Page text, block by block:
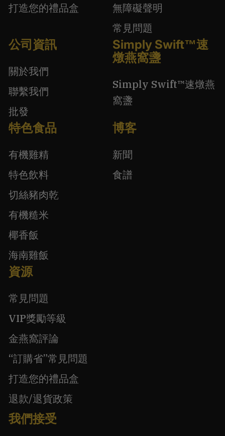
打造您的禮品盒
無障礙聲明
常見問題
公司資訊
關於我們
聯繫我們
批發
Simply Swift™速
燉燕窩盞
Simply Swift™速燉燕
窩盞
特色食品
有機雞精
特色飲料
切絲豬肉乾
有機糙米
椰香飯
海南雞飯
博客
新聞
食譜
資源
常見問題
VIP獎勵等級
金燕窩評論
“訂購省”常見問題
打造您的禮品盒
退款/退貨政策
我們接受